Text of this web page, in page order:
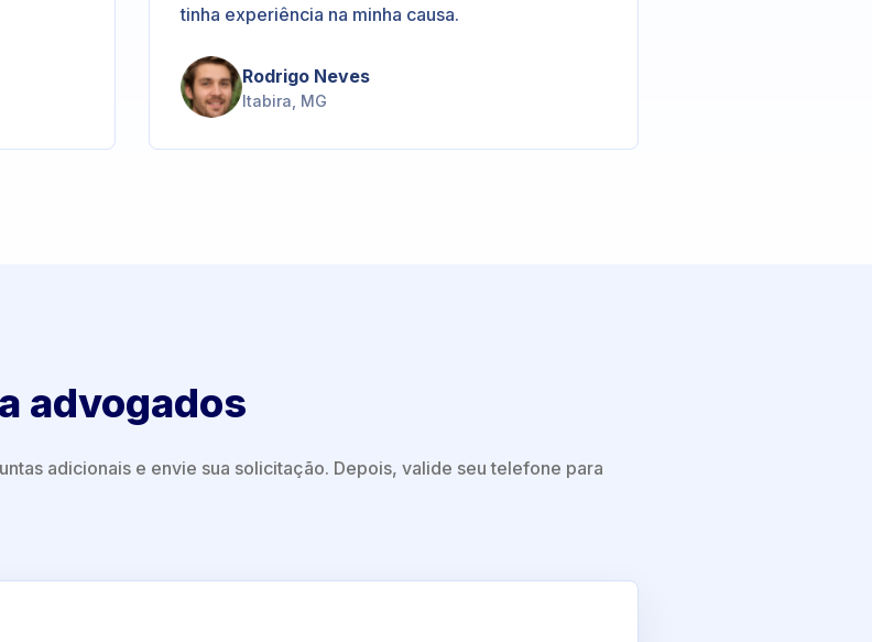
tinha experiência na minha causa.
Rodrigo Neves
Itabira, MG
advogados
adicionais e envie sua solicitação. Depois, valide seu telefone para